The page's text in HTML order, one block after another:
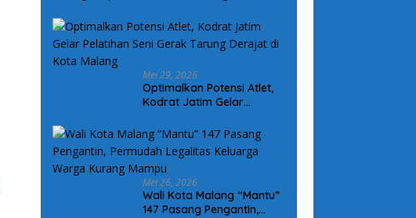
Mei 29, 2026
Optimalkan Potensi Atlet,
Kodrat Jatim Gelar
Tarung Derajat di Kota
Malang
Mei 26, 2026
Wali Kota Malang “Mantu”
147 Pasang Pengantin,